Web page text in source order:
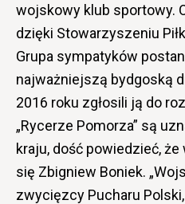
wojskowy klub sportowy.
dzięki Stowarzyszeniu
Grupa sympatyków
najważniejszą bydgoską
2016 roku zgłosili ją do
„Rycerze Pomorza” są
kraju, dość powiedzieć,
się Zbigniew Boniek.
zwycięzcy Pucharu